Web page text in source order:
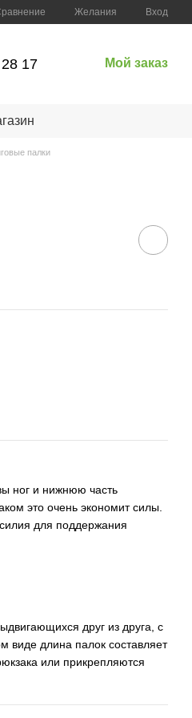
Желания Вход
17 Мой заказ
палки
ног и нижнюю часть
это очень экономит силы.
для поддержания
друг из друга, с
виде длина палок составляет
или прикрепляются